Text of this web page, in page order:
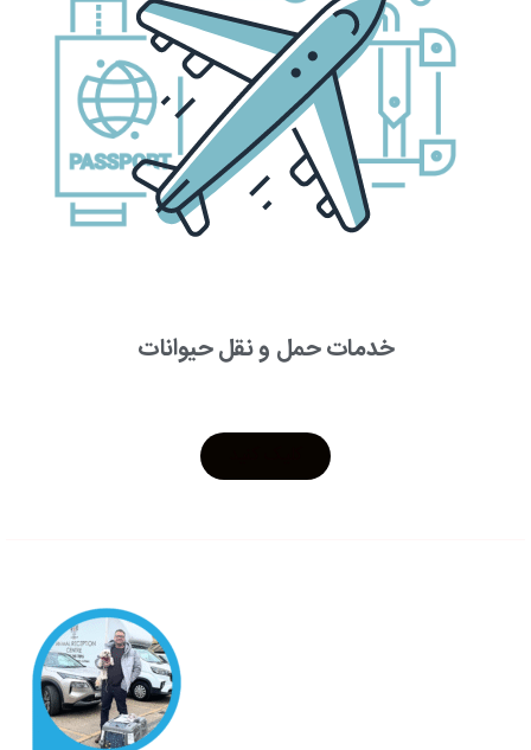
خدمات حمل و نقل حیوانات